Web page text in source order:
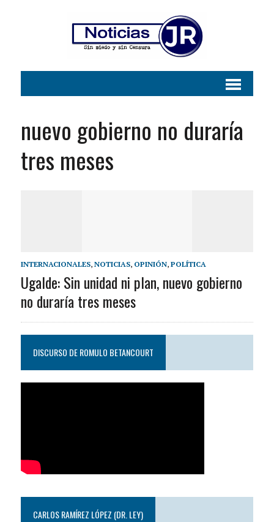
nuevo gobierno no duraría
tres meses
INTERNACIONALES, NOTICIAS, OPINIÓN, POLÍTICA
Ugalde: Sin unidad ni plan, nuevo gobierno
no duraría tres meses
DISCURSO DE ROMULO BETANCOURT
CARLOS RAMÍREZ LÓPEZ (DR. LEY)